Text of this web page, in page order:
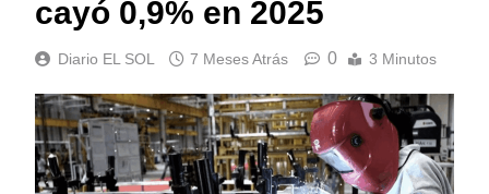
cayó 0,9% en 2025
Diario EL SOL 7 Meses Atrás 0 3 Minutos